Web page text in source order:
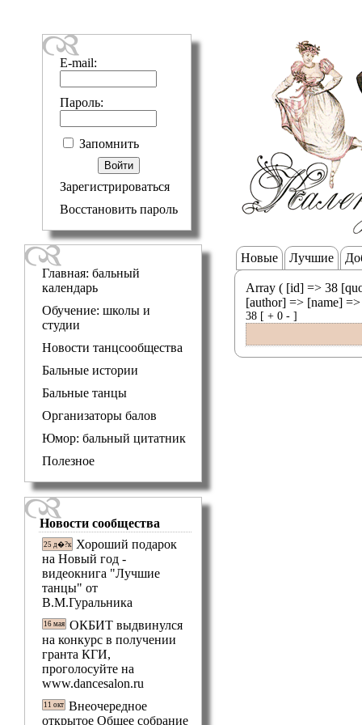
E-mail:
Пароль:
Запомнить
Зарегистрироваться
Восстановить пароль
Главная: бальный
календарь
Обучение: школы и
студии
Новости танцсообщества
Бальные истории
Бальные танцы
Организаторы балов
Юмор: бальный цитатник
Полезное
Новости сообщества
25 д�?к
Хороший подарок
на Новый год -
видеокнига "Лучшие
танцы" от
В.М.Гуральника
16 мая ОКБИТ выдвинулся
на конкурс в получении
гранта КГИ,
проголосуйте на
www.dancesalon.ru
11 окт Внеочередное
открытое Общее собрание
Новые Лучшие
Array ( [id] => 38
[author] => [name]
38 [ + 0 - ]